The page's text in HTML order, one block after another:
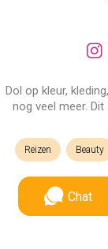
Dol op kleur,
nog veel meer.
Reizen Beauty
Chat